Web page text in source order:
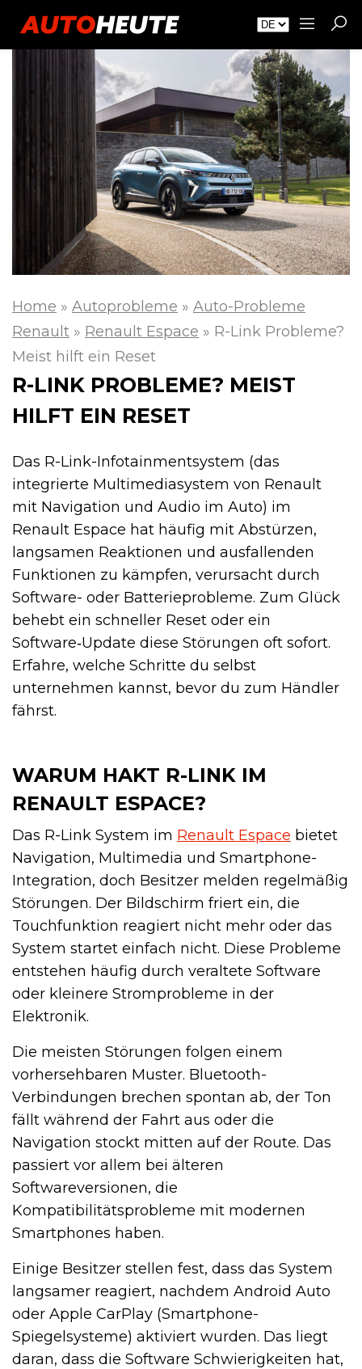
Home » Autoprobleme » Auto-Probleme
Renault » Renault Espace » R-Link Probleme?
Meist hilft ein Reset
R-LINK PROBLEME? MEIST
HILFT EIN RESET
Das R-Link-Infotainmentsystem (das
integrierte Multimediasystem von Renault
mit Navigation und Audio im Auto) im
Renault Espace hat häufig mit Abstürzen,
langsamen Reaktionen und ausfallenden
Funktionen zu kämpfen, verursacht durch
Software- oder Batterieprobleme. Zum Glück
behebt ein schneller Reset oder ein
Software‑Update diese Störungen oft sofort.
Erfahre, welche Schritte du selbst
unternehmen kannst, bevor du zum Händler
fährst.
WARUM HAKT R-LINK IM
RENAULT ESPACE?
Das R-Link System im Renault Espace bietet
Navigation, Multimedia und Smartphone-
Integration, doch Besitzer melden regelmäßig
Störungen. Der Bildschirm friert ein, die
Touchfunktion reagiert nicht mehr oder das
System startet einfach nicht. Diese Probleme
entstehen häufig durch veraltete Software
oder kleinere Stromprobleme in der
Elektronik.
Die meisten Störungen folgen einem
vorhersehbaren Muster. Bluetooth-
Verbindungen brechen spontan ab, der Ton
fällt während der Fahrt aus oder die
Navigation stockt mitten auf der Route. Das
passiert vor allem bei älteren
Softwareversionen, die
Kompatibilitätsprobleme mit modernen
Smartphones haben.
Einige Besitzer stellen fest, dass das System
langsamer reagiert, nachdem Android Auto
oder Apple CarPlay (Smartphone-
Spiegelsysteme) aktiviert wurden. Das liegt
daran, dass die Software Schwierigkeiten hat,